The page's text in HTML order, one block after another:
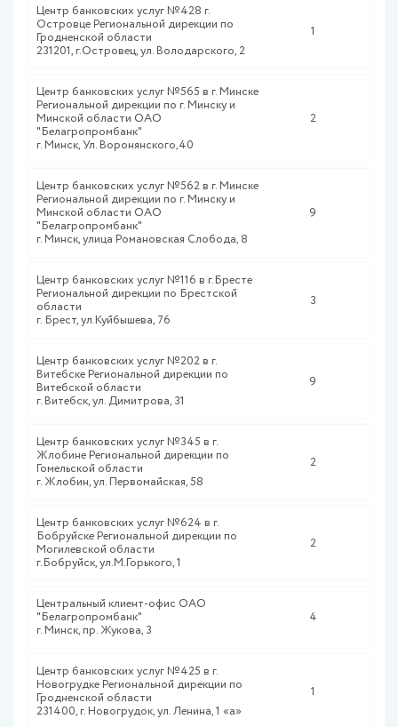
Центр банковских услуг №428 г.
Островце Региональной дирекции по
Гродненской области
231201, г.Островец, ул. Володарского, 2
1
Центр банковских услуг №565 в г. Минске
Региональной дирекции по г. Минску и
Минской области ОАО
"Белагропромбанк"
г. Минск, Ул. Воронянского,40
2
Центр банковских услуг №562 в г. Минске
Региональной дирекции по г. Минску и
Минской области ОАО
"Белагропромбанк"
г. Минск, улица Романовская Слобода, 8
9
Центр банковских услуг №116 в г.Бресте
Региональной дирекции по Брестской
области
г. Брест, ул.Куйбышева, 76
3
Центр банковских услуг №202 в г.
Витебске Региональной дирекции по
Витебской области
г. Витебск, ул. Димитрова, 31
9
Центр банковских услуг №345 в г.
Жлобине Региональной дирекции по
Гомельской области
г. Жлобин, ул. Первомайская, 58
2
Центр банковских услуг №624 в г.
Бобруйске Региональной дирекции по
Могилевской области
г.Бобруйск, ул.М.Горького, 1
2
Центральный клиент-офис ОАО
"Белагропромбанк"
г. Минск, пр. Жукова, 3
4
Центр банковских услуг №425 в г.
Новогрудке Региональной дирекции по
Гродненской области
231400, г. Новогрудок, ул. Ленина, 1 «а»
1